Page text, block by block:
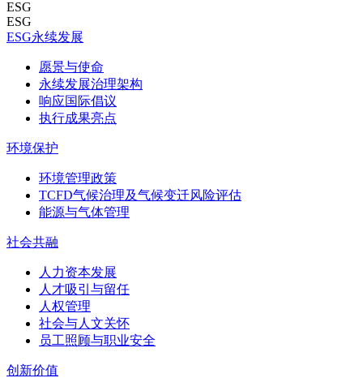
ESG
ESG
ESG永续发展
愿景与使命
永续发展治理架构
响应国际倡议
执行成果亮点
环境保护
环境管理政策
TCFD气候治理及气候变迁风险评估
能源与气体管理
社会共融
人力资本发展
人才吸引与留任
人权管理
社会与人文关怀
员工照顾与职业安全
创新价值